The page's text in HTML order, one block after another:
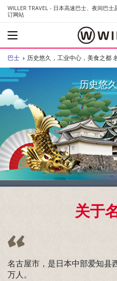
WILLER TRAVEL - 日本高速巴士、夜间巴士
订网站
巴士 历史悠久，工业中心，美食之都
历史悠
关于
名古屋市，是日本中部爱知县
万人。